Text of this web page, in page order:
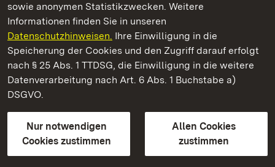
sowie anonymen Statistikzwecken. Weitere
Informationen finden Sie in unseren
Datenschutzhinweisen. Ihre Einwilligung in die
Speicherung der Cookies und den Zugriff darauf erfolgt
nach § 25 Abs. 1 TTDSG, die Einwilligung in die weitere
Datenverarbeitung nach Art. 6 Abs. 1 Buchstabe a)
DSGVO.
Nur notwendigen
Cookies zustimmen
Allen Cookies
zustimmen
Staatliche Schlösser und Gärten Baden‑Württemberg
Staatliche Schlösser und Gärten Baden-Württemberg
Kontakt
GebärdenspracheLeichte Sprache
Erklärung zur Barrierefreiheit
BITV-konform (geprüfte Seiten)